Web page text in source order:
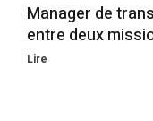
Manager de
entre deux
Lire